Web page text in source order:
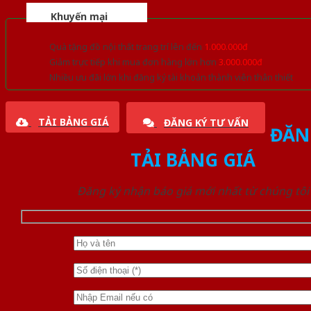
Khuyến mại
Quà tặng đồ nội thất trang trí lên đến 1.000.000đ
Giảm trực tiếp khi mua đơn hàng lớn hơn 3.000.000đ
Nhiều ưu đãi lớn khi đăng ký tài khoản thành viên thân thiết
TẢI BẢNG GIÁ ĐĂNG KÝ TƯ VẤN
TẢI BẢNG GIÁ
Đăng ký nhận báo giá mới nhất từ chúng tôi